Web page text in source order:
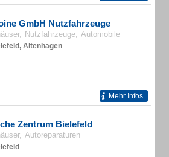
GmbH Nutzfahrzeuge
Nutzfahrzeuge Automobile
Altenhagen
Mehr Infos
Zentrum Bielefeld
Autoreparaturen